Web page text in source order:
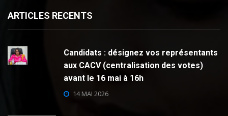
ARTICLES RECENTS
Candidats : désignez vos représentants
aux CACV (centralisation des votes)
avant le 16 mai à 16h
14 MAI 2026